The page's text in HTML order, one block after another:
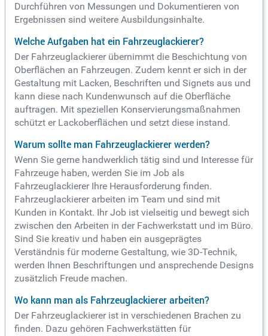
Durchführen von Messungen und Dokumentieren von
Ergebnissen sind weitere Ausbildungsinhalte.
Welche Aufgaben hat ein Fahrzeuglackierer?
Der Fahrzeuglackierer übernimmt die Beschichtung von
Oberflächen an Fahrzeugen. Zudem kennt er sich in der
Gestaltung mit Lacken, Beschriften und Signets aus und
kann diese nach Kundenwunsch auf die Oberfläche
auftragen. Mit speziellen Konservierungsmaßnahmen
schützt er Lackoberflächen und setzt diese instand.
Warum sollte man Fahrzeuglackierer werden?
Wenn Sie gerne handwerklich tätig sind und Interesse für
Fahrzeuge haben, werden Sie im Job als
Fahrzeuglackierer Ihre Herausforderung finden.
Fahrzeuglackierer arbeiten im Team und sind mit
Kunden in Kontakt. Ihr Job ist vielseitig und bewegt sich
zwischen den Arbeiten in der Fachwerkstatt und im Büro.
Sind Sie kreativ und haben ein ausgeprägtes
Verständnis für moderne Gestaltung, wie 3D-Technik,
werden Ihnen Beschriftungen und ansprechende Designs
zusätzlich Freude machen.
Wo kann man als Fahrzeuglackierer arbeiten?
Der Fahrzeuglackierer ist in verschiedenen Brachen zu
finden. Dazu gehören Fachwerkstätten für